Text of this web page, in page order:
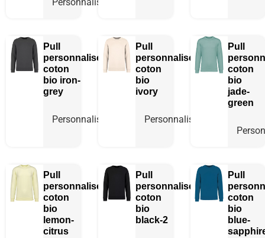
Personnaliser
Pull
personnalisé
coton
bio iron-
grey
Personnaliser
Pull
personnalisé
coton
bio
ivory
Personnaliser
Pull
coton
bio
jade-
green
Pull
personnalisé
coton
bio
lemon-
citrus
Pull
personnalisé
coton
bio
black-2
Pull
coton
bio
blue-